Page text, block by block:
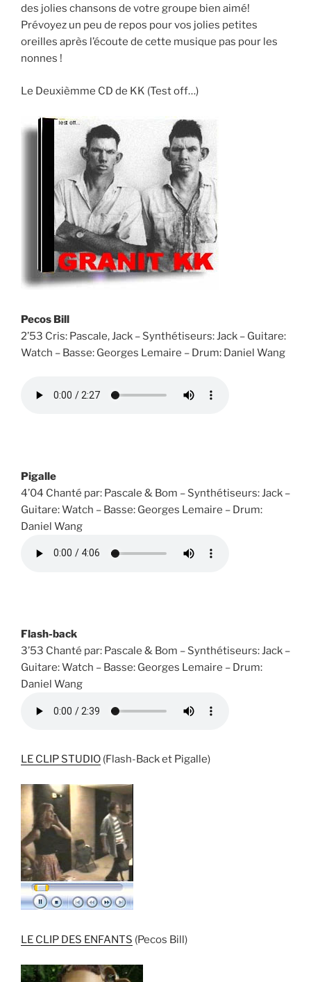
des jolies chansons de votre groupe bien aimé!
Prévoyez un peu de repos pour vos jolies petites
oreilles après l’écoute de cette musique pas pour les
nonnes !
Le Deuxièmme CD de KK (Test off…)
Pecos Bill
2’53 Cris: Pascale, Jack – Synthétiseurs: Jack – Guitare:
Watch – Basse: Georges Lemaire – Drum: Daniel Wang
Pigalle
4’04 Chanté par: Pascale & Bom – Synthétiseurs: Jack –
Guitare: Watch – Basse: Georges Lemaire – Drum:
Daniel Wang
Flash-back
3’53 Chanté par: Pascale & Bom – Synthétiseurs: Jack –
Guitare: Watch – Basse: Georges Lemaire – Drum:
Daniel Wang
LE CLIP STUDIO (Flash-Back et Pigalle)
LE CLIP DES ENFANTS (Pecos Bill)